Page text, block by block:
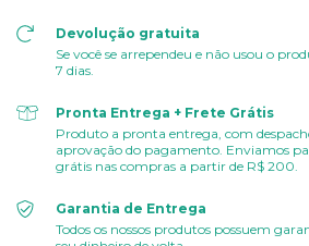
Devolução gratuita
Se você se arrependeu e não usou o
7 dias.
Pronta Entrega + Frete Grátis
Produto a pronta entrega, com
aprovação do pagamento. Enviamos
grátis nas compras a partir de R$ 200.
Garantia de Entrega
Todos os nossos produtos possuem